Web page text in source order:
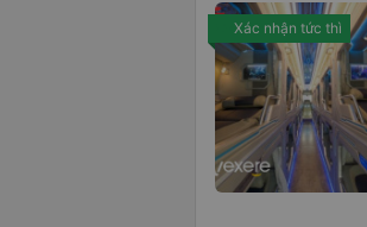
Xác nhận tức thì